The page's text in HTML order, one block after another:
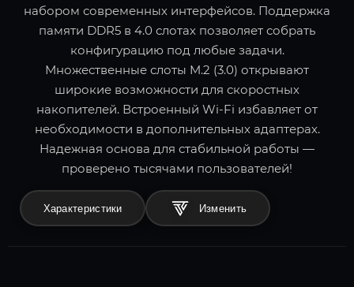
набором современных интерфейсов. Поддержка
памяти DDR5 в 4.0 слотах позволяет собрать
конфигурацию под любые задачи.
Множественные слоты M.2 (3.0) открывают
широкие возможности для скоростных
накопителей. Встроенный Wi-Fi избавляет от
необходимости в дополнительных адаптерах.
Надежная основа для стабильной работы —
проверено тысячами пользователей!
Характеристики